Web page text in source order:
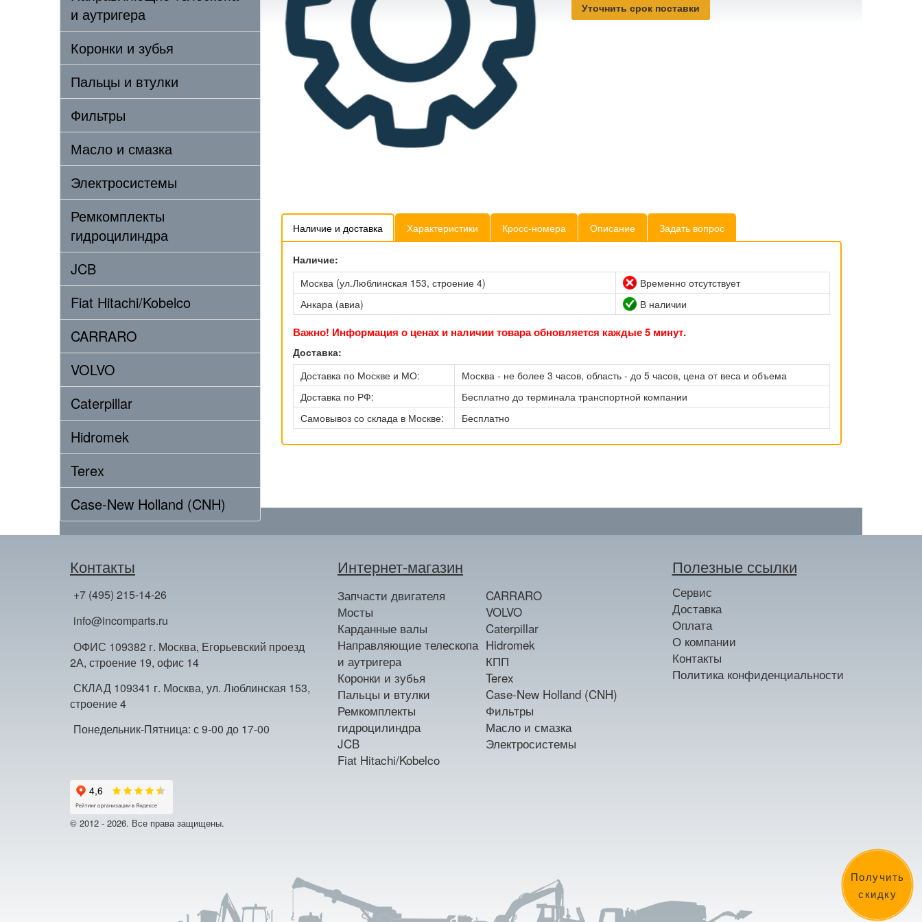
Получить
скидку
и аутригера
Коронки и зубья
Пальцы и втулки
Фильтры
Масло и смазка
Электросистемы
Ремкомплекты
гидроцилиндра
JCB
Fiat Hitachi/Kobelco
CARRARO
VOLVO
Caterpillar
Hidromek
Terex
Case-New Holland (CNH)
Уточнить срок поставки
Наличие и доставка Характеристики Кросс-номера Описание Задать вопрос
Наличие:
Москва (ул.Люблинская 153, строение 4)
Временно отсутствует
Анкара (авиа)
В наличии
Важно! Информация о ценах и наличии товара обновляется каждые 5 минут.
Доставка:
Доставка по Москве и МО:
Москва - не более 3 часов, область - до 5 часов, цена от веса и объема
Доставка по РФ:
Бесплатно до терминала транспортной компании
Самовывоз со склада в Москве:
Бесплатно
Контакты
+7 (495) 215-14-26
info@incomparts.ru
ОФИС 109382 г. Москва, Егорьевский проезд
2А, строение 19, офис 14
СКЛАД 109341 г. Москва, ул. Люблинская 153,
строение 4
Понедельник-Пятница: с 9-00 до 17-00
Интернет-магазин
Запчасти двигателя
Мосты
Карданные валы
Направляющие телескопа
и аутригера
Коронки и зубья
Пальцы и втулки
Ремкомплекты
гидроцилиндра
JCB
Fiat Hitachi/Kobelco
CARRARO
VOLVO
Caterpillar
Hidromek
КПП
Terex
Case-New Holland (CNH)
Фильтры
Масло и смазка
Электросистемы
Полезные ссылки
Сервис
Доставка
Оплата
О компании
Контакты
Политика конфиденциальности
© 2012 - 2026. Все права защищены.